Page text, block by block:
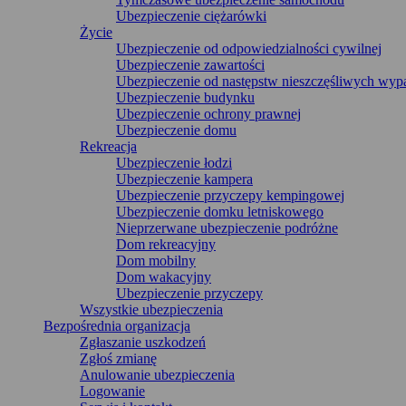
Ubezpieczenie ciężarówki
Życie
Ubezpieczenie od odpowiedzialności cywilnej
Ubezpieczenie zawartości
Ubezpieczenie od następstw nieszczęśliwych
Ubezpieczenie budynku
Ubezpieczenie ochrony prawnej
Ubezpieczenie domu
Rekreacja
Ubezpieczenie łodzi
Ubezpieczenie kampera
Ubezpieczenie przyczepy kempingowej
Ubezpieczenie domku letniskowego
Nieprzerwane ubezpieczenie podróżne
Dom rekreacyjny
Dom mobilny
Dom wakacyjny
Ubezpieczenie przyczepy
Wszystkie ubezpieczenia
Bezpośrednia organizacja
Zgłaszanie uszkodzeń
Zgłoś zmianę
Anulowanie ubezpieczenia
Logowanie